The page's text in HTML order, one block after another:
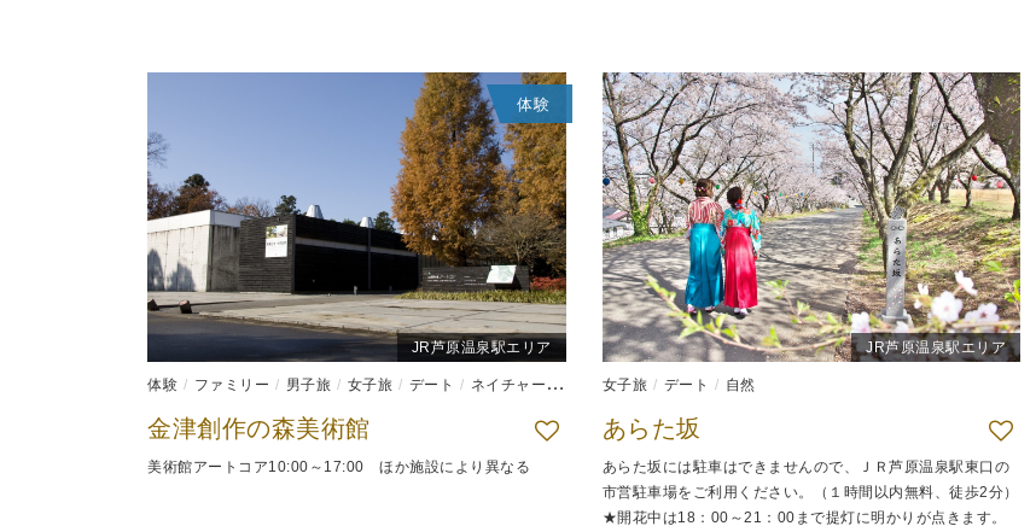
体験
JR芦原温泉駅エリア
体験 ファミリー 男子旅 女子旅 デート ネイチャー系 ものづくり体験 芸術・美術
金津創作の森美術館
美術館アートコア10:00～17:00 ほか施設により異なる
JR芦原温泉駅エリア
女子旅 デート 自然
あらた坂
あらた坂には駐車はできませんので、ＪＲ芦原温泉駅東口の
市営駐車場をご利用ください。（１時間以内無料、徒歩2分）
★開花中は18：00～21：00まで提灯に明かりが点きます。